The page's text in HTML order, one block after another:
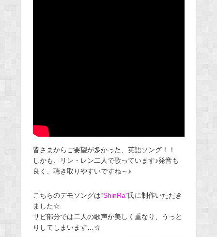
皆さまからご要望が多かった、英語ソング！！
しかも、リン・レン二人で歌っています♪発音も
良く、聴き取りやすいですね～♪
こちらのデモソングは“ShinRa”氏に制作いただき
ました☆
サビ部分では二人の歌声が美しく重なり、うっと
りしてしまいます…☆